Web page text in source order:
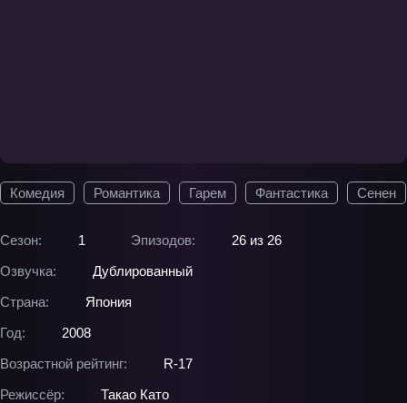
Комедия Романтика Гарем Фантастика Сенен
Сезон: 1 Эпизодов:
26 из 26
Озвучка:
Дублированный
Страна:
Япония
Год:
2008
Возрастной рейтинг:
R-17
Режиссёр:
Такао Като